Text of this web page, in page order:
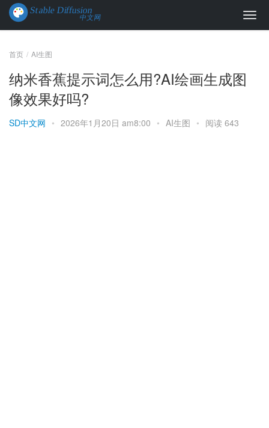
首页 AI生图
纳米香蕉提示词怎么用?AI绘画生成图
像效果好吗?
SD中文网 • 2026年1月20日 am8:00 • AI生图 • 阅读 643